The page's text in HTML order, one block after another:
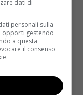
dati di
personali sulla
opporti gestendo
a questa
il consenso